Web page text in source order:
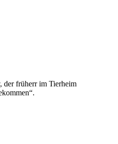
der früherr im Tierheim